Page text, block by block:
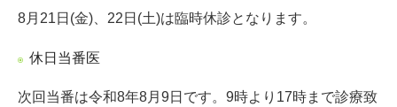
8月21日(金)、22日(土)は臨時休診となります。
休日当番医
次回当番は令和8年8月9日です。9時より17時まで診療致